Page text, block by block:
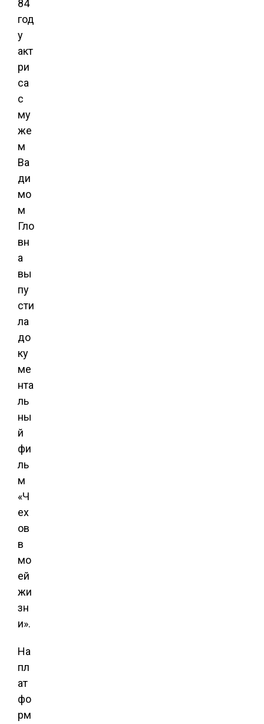
84
год
у
акт
ри
са
с
му
же
м
Ва
ди
мо
м
Гло
вн
а
вы
пу
сти
ла
до
ку
ме
нта
ль
ны
й
фи
ль
м
«Ч
ех
ов
в
мо
ей
жи
зн
и».
На
пл
ат
фо
рм